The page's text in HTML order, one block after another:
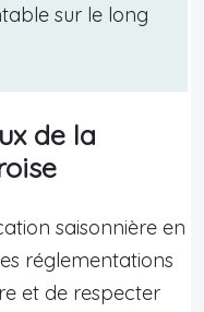
sur le long
de la
saisonnière en
réglementations
et de respecter